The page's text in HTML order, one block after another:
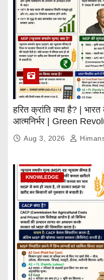
हरित क्रांति क्या है? |
आत्मनिर्भर | Green
Aug 3, 2026
KNOWLEDGE